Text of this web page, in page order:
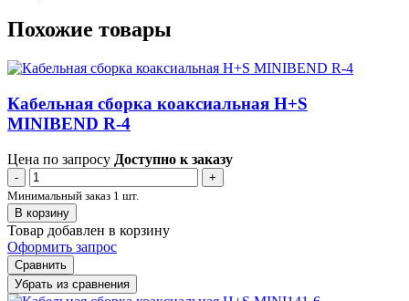
Похожие товары
Кабельная сборка коаксиальная H+S
MINIBEND R-4
Цена по запросу Доступно к заказу
-
+
Минимальный заказ 1 шт.
В корзину
Товар добавлен в корзину
Оформить запрос
Сравнить
Убрать из сравнения